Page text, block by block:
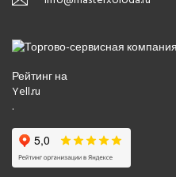
Рейтинг на
Yell.ru
.